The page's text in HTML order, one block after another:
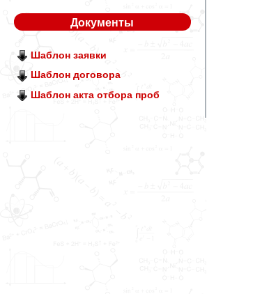
Документы
Шаблон заявки
Шаблон договора
Шаблон акта отбора проб